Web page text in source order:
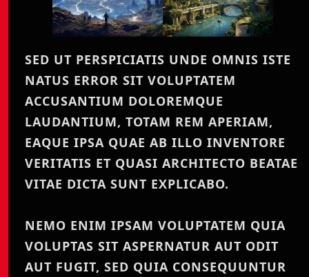
SED UT PERSPICIATIS UNDE OMNIS ISTE
NATUS ERROR SIT VOLUPTATEM
ACCUSANTIUM DOLOREMQUE
LAUDANTIUM, TOTAM REM APERIAM,
EAQUE IPSA QUAE AB ILLO INVENTORE
VERITATIS ET QUASI ARCHITECTO BEATAE
VITAE DICTA SUNT EXPLICABO.
NEMO ENIM IPSAM VOLUPTATEM QUIA
VOLUPTAS SIT ASPERNATUR AUT ODIT
AUT FUGIT, SED QUIA CONSEQUUNTUR